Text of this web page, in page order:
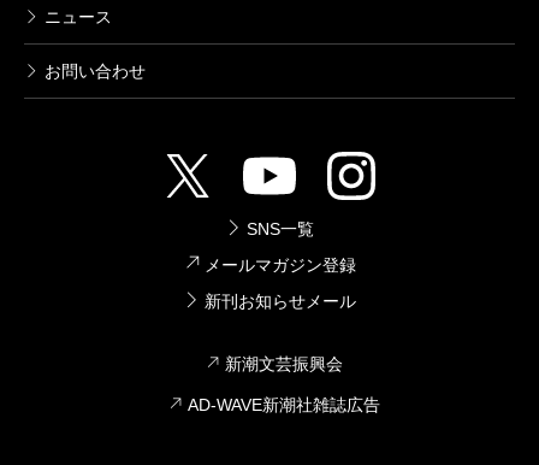
ニュース
お問い合わせ
SNS一覧
メールマガジン登録
新刊お知らせメール
新潮文芸振興会
AD-WAVE新潮社雑誌広告